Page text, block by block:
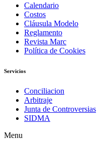
Calendario
Costos
Cláusula Modelo
Reglamento
Revista Marc
Política de Cookies
Servicios
Conciliacion
Arbitraje
Junta de Controversias
SIDMA
Menu